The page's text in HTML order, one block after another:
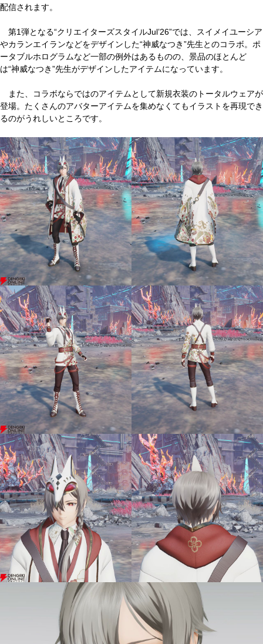
配信されます。
第1弾となる“クリエイターズスタイルJul’26”では、スイメイユーシア
やカランエイランなどをデザインした“神威なつき”先生とのコラボ。ポ
ータブルホログラムなど一部の例外はあるものの、景品のほとんど
は“神威なつき”先生がデザインしたアイテムになっています。
また、コラボならではのアイテムとして新規衣装のトータルウェアが
登場。たくさんのアバターアイテムを集めなくてもイラストを再現でき
るのがうれしいところです。